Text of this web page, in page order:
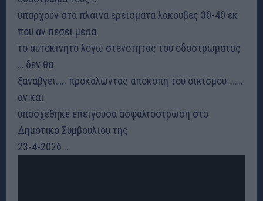
υπαρχουν στα πλαινα ερεισματα λακουβες 30-40 εκ
που αν πεσει μεσα
το αυτοκινητο λογω στενοτητας του οδοστρωματος
… δεν θα
ξαναβγει….. προκαλωντας αποκοπη του οικισμου …….
αν και
υποσχεθηκε επειγουσα ασφαλτοστρωση στο
Δημοτικο Συμβουλιου της
23-4-2026 ..